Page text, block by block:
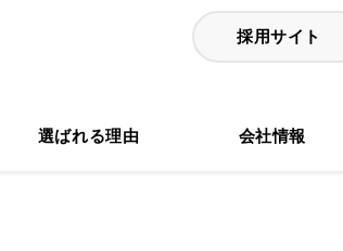
採用サイト
選ばれる理由 会社情報